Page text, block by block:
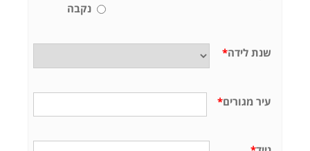
נקבה
*שנת לידה
*עיר מגורים